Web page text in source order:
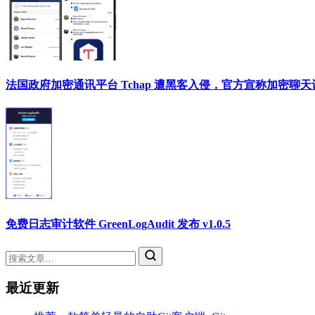
法国政府加密通讯平台 Tchap 遭黑客入侵，官方宣称加密聊天
免费日志审计软件 GreenLogAudit 发布 v1.0.5
最近更新